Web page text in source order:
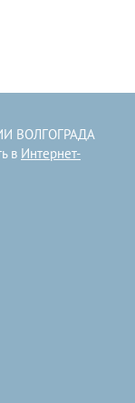
ВОЛГОГРАДА
в Интернет-